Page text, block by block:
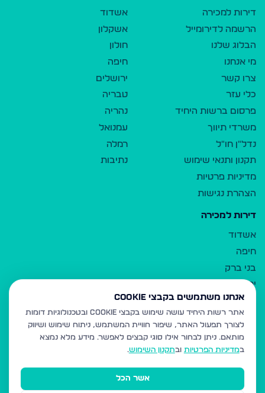
דירות למכירה
הרשמה לדירומייל
הבלוג שלנו
מי אנחנו
צרו קשר
כלי עזר
פרסום ברשות היחיד
משרדי תיווך
נדל"ן חו"ל
תקנון ותנאי שימוש
מדיניות פרטיות
הצהרת נגישות
אשדוד
אשקלון
חולון
חיפה
ירושלים
טבריה
נהריה
עמנואל
רמלה
נתיבות
דירות למכירה
אשדוד
חיפה
בני ברק
ירושלים
אלעד
גבעת זאב
בית שמש
רכסים
מודיעין עילית
אנחנו משתמשים בקבצי Cookie
אתר רשות היחיד עושה שימוש בקבצי Cookie ובטכנולוגיות דומות
לצורך תפעול האתר, שיפור חוויית המשתמש, ניתוח שימוש ושיווק
מותאם. ניתן לבחור אילו סוגי קבצים לאפשר. מידע מלא נמצא
במדיניות הפרטיות ובתקנון השימוש.
אשר הכל